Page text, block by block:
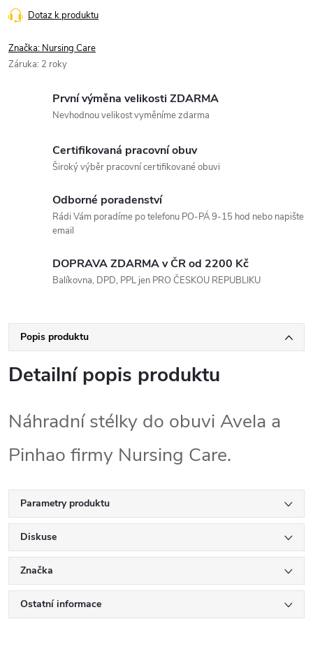
Dotaz k produktu
Značka: Nursing Care
Záruka: 2 roky
První výměna velikosti ZDARMA
Nevhodnou velikost vyměníme zdarma
Certifikovaná pracovní obuv
Široký výběr pracovní certifikované obuvi
Odborné poradenství
Rádi Vám poradíme po telefonu PO-PÁ 9-15 hod nebo napište
email
DOPRAVA ZDARMA v ČR od 2200 Kč
Balíkovna, DPD, PPL jen PRO ČESKOU REPUBLIKU
Popis produktu
Detailní popis produktu
Náhradní stélky do obuvi Avela a
Pinhao firmy Nursing Care.
Parametry produktu
Diskuse
Značka
Ostatní informace